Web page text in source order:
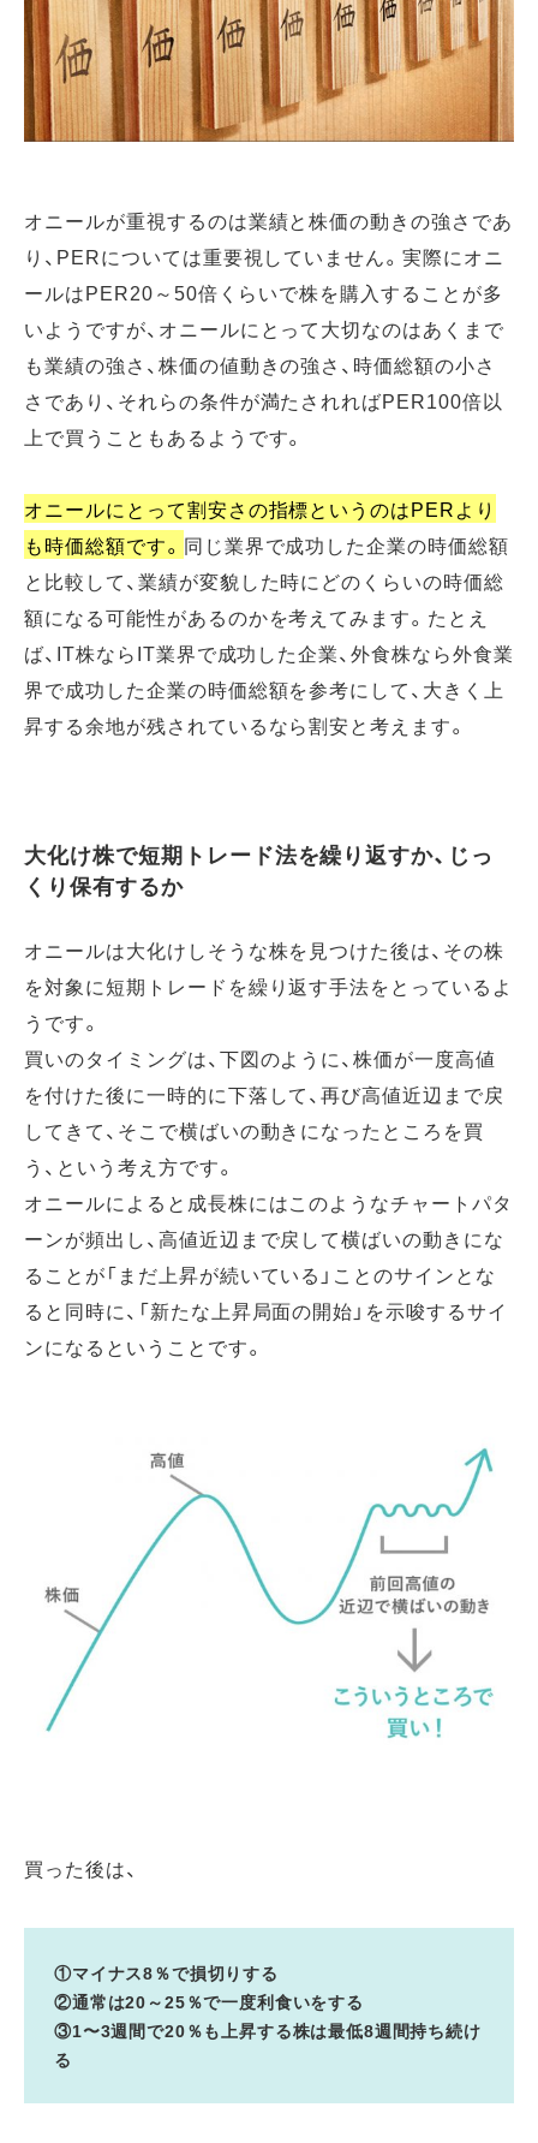
オニールが重視するのは業績と株価の動きの強さであ
り、PERについては重要視していません。実際にオニ
ールはPER20～50倍くらいで株を購入することが多
いようですが、オニールにとって大切なのはあくまで
も業績の強さ、株価の値動きの強さ、時価総額の小さ
さであり、それらの条件が満たされればPER100倍以
上で買うこともあるようです。
オニールにとって割安さの指標というのはPERより
も時価総額です。 同じ業界で成功した企業の時価総額
と比較して、業績が変貌した時にどのくらいの時価総
額になる可能性があるのかを考えてみます。たとえ
ば、IT株ならIT業界で成功した企業、外食株なら外食業
界で成功した企業の時価総額を参考にして、大きく上
昇する余地が残されているなら割安と考えます。
大化け株で短期トレード法を繰り返すか、じっ
くり保有するか
オニールは大化けしそうな株を見つけた後は、その株
を対象に短期トレードを繰り返す手法をとっているよ
うです。
買いのタイミングは、下図のように、株価が一度高値
を付けた後に一時的に下落して、再び高値近辺まで戻
してきて、そこで横ばいの動きになったところを買
う、という考え方です。
オニールによると成長株にはこのようなチャートパタ
ーンが頻出し、高値近辺まで戻して横ばいの動きにな
ることが「まだ上昇が続いている」ことのサインとな
ると同時に、「新たな上昇局面の開始」を示唆するサイ
ンになるということです。
買った後は、
①マイナス8％で損切りする
②通常は20～25％で一度利食いをする
③1〜3週間で20％も上昇する株は最低8週間持ち続け
る